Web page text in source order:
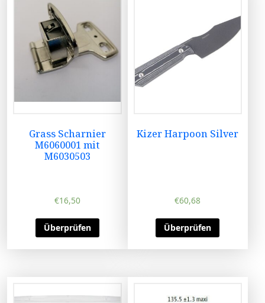
Grass Scharnier
M6060001 mit
M6030503
€16,50
Überprüfen
Kizer Harpoon Silver
€60,68
Überprüfen